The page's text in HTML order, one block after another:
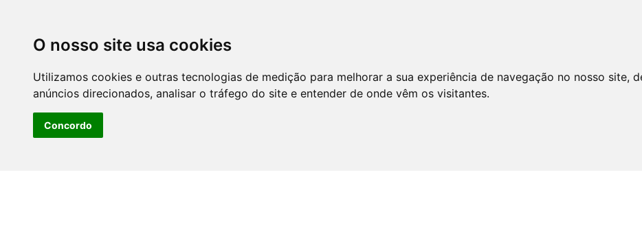
O nosso site usa cookies
Utilizamos cookies e outras tecnologias de medição para melhorar a sua experiência de navegação no nosso site,
anúncios direcionados, analisar o tráfego do site e entender de onde vêm os visitantes.
Concordo